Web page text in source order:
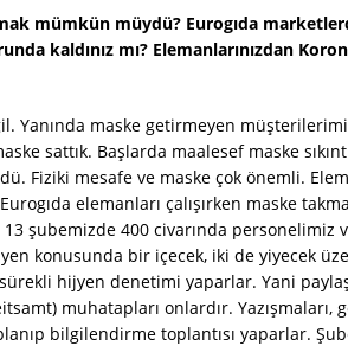
mümkün müydü? Eurogıda
kaldınız mı? Elemanlarınızdan
Yanında maske getirmeyen
sattık. Başlarda maalesef maske
Fiziki mesafe ve maske çok önemli.
elemanları çalışırken maske
şubemizde 400 civarında personelimiz
konusunda bir içecek, iki de yiyecek
hijyen denetimi yaparlar. Yani
muhatapları onlardır.
bilgilendirme toplantısı yaparlar.